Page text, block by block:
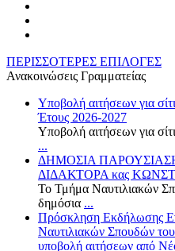
ΠΕΡΙΣΣΟΤΕΡΕΣ ΕΠΙΛΟΓΕΣ
Ανακοινώσεις Γραμματείας
Υποβολή αιτήσεων για
Έτους 2026-2027
Υποβολή αιτήσεων για
...
ΔΗΜΟΣΙΑ
ΔΙΔΑΚΤΟΡΑ κας
Το Τμήμα Ναυτιλιακών
δημόσια ...
Πρόσκληση Εκδήλωσης
Ναυτιλιακών Σπουδών
υποβολή αιτήσεων από